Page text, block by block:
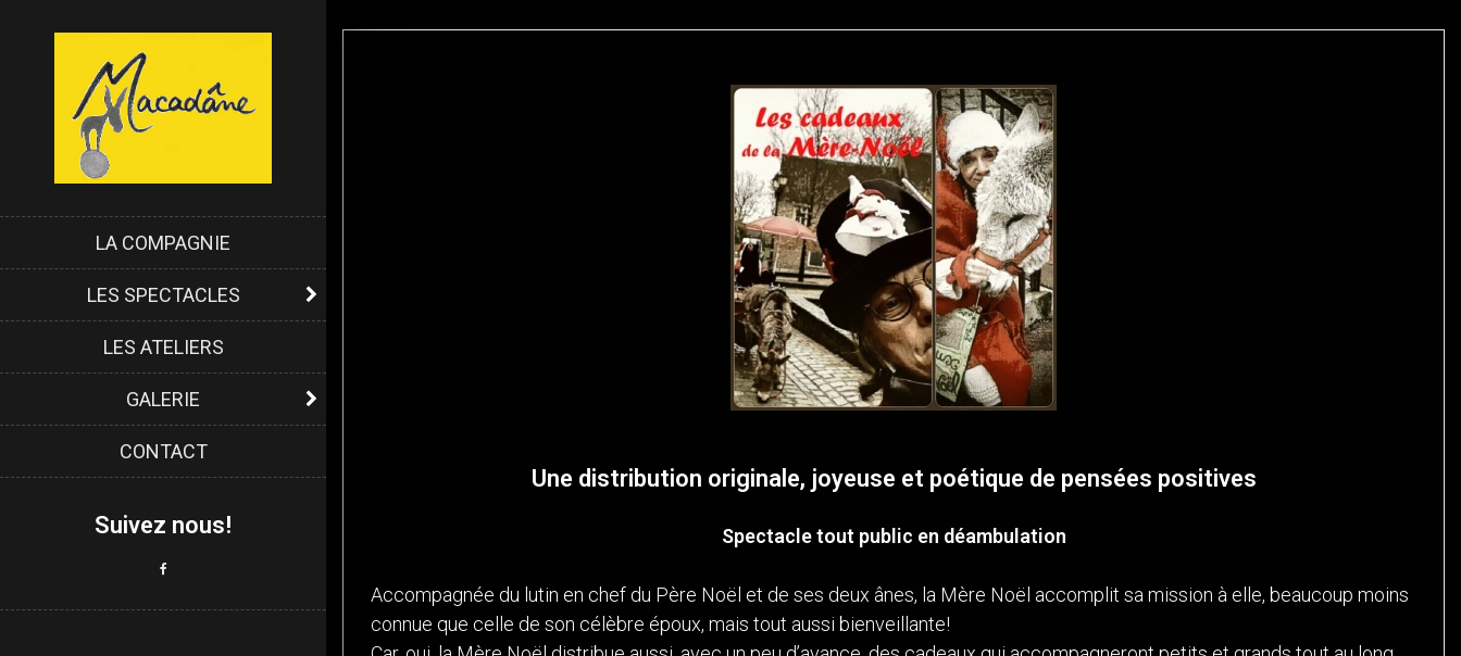
LA COMPAGNIE
LES SPECTACLES
LES ATELIERS
GALERIE
CONTACT
Suivez nous!
Une distribution originale, joyeuse et poétique de pensées positives
Spectacle tout public en déambulation
Accompagnée du lutin en chef du Père Noël et de ses deux ânes, la Mère Noël accomplit sa mission à elle, beaucoup moins
connue que celle de son célèbre époux, mais tout aussi bienveillante!